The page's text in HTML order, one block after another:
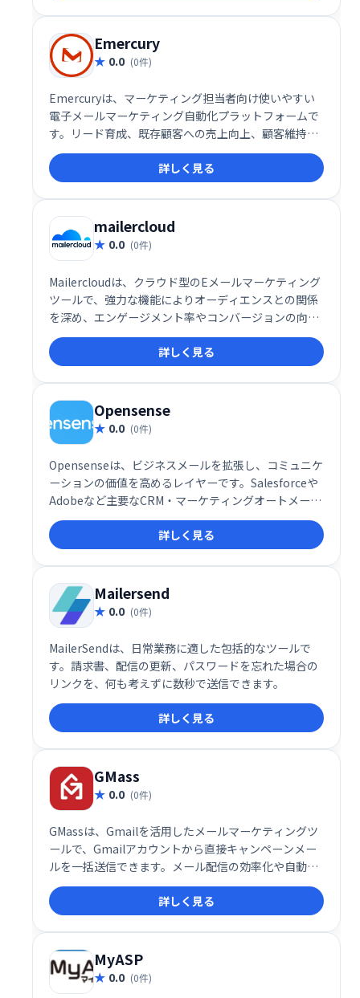
客満足度の向上に貢献します。
Emercury
0.0 (0件)
Emercuryは、マーケティング担当者向け使いやすい
電子メールマーケティング自動化プラットフォームで
す。リード育成、既存顧客への売上向上、顧客維持率
向上を支援します。メールマーケティングのベストプ
ラクティスに基づいた教育機能も提供し、自動化の最
適化、配信・エンゲージメントの改善を実現します。
ビジネスの成長を加速させる強力なツールです。
詳しく見る
mailercloud
0.0 (0件)
Mailercloudは、クラウド型のEメールマーケティング
ツールで、強力な機能によりオーディエンスとの関係
を深め、エンゲージメント率やコンバージョンの向上
を支援します。直感的なインターフェースと柔軟な機
能で、マーケティングキャンペーンを効果的に展開し
たい企業に最適です。
詳しく見る
Opensense
0.0 (0件)
Opensenseは、ビジネスメールを拡張し、コミュニケ
ーションの価値を高めるレイヤーです。Salesforceや
Adobeなど主要なCRM・マーケティングオートメーシ
ョンツールとのネイティブ連携により、メール送信時
に3つの強力な機能を利用可能。日常業務の効率化と
生産性向上に貢献します。よりスマートなコミュニケ
ーションで、ビジネスの可能性を最大限に引き出しま
しょう。
詳しく見る
Mailersend
0.0 (0件)
MailerSendは、日常業務に適した包括的なツールで
す。請求書、配信の更新、パスワードを忘れた場合の
リンクを、何も考えずに数秒で送信できます。
詳しく見る
GMass
0.0 (0件)
GMassは、Gmailを活用したメールマーケティングツ
ールで、Gmailアカウントから直接キャンペーンメー
ルを一括送信できます。メール配信の効率化や自動化
を実現し、ビジネスの成長をサポートする強力なプラ
グインです。
詳しく見る
MyASP
0.0 (0件)